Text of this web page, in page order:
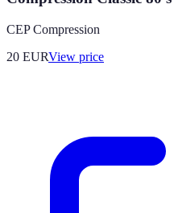
CEP Compression
20 EURView price